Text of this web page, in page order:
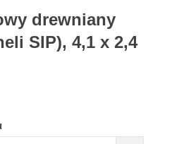
drewniany
SIP), 4,1 x 2,4